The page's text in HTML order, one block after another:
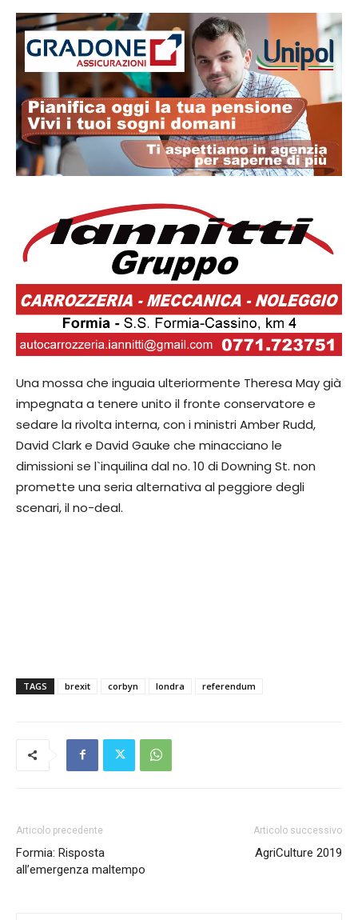
Una mossa che inguaia ulteriormente Theresa May già
impegnata a tenere unito il fronte conservatore e
sedare la rivolta interna, con i ministri Amber Rudd,
David Clark e David Gauke che minacciano le
dimissioni se l`inquilina dal no. 10 di Downing St. non
promette una seria alternativa al peggiore degli
scenari, il no-deal.
TAGS brexit corbyn londra referendum
Articolo precedente
Formia: Risposta
all’emergenza maltempo
Articolo successivo
AgriCulture 2019